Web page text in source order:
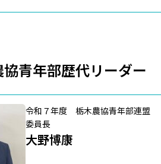
青年部歴代リーダー
令和７年度 栃木農協青年部連盟
委員長
大野博康